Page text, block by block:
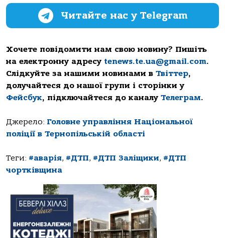
Читайте нас у Telegram
Хочете повідомити нам свою новину? Пишіть
на електронну адресу tenews.te.ua@gmail.com.
Слідкуйте за нашими новинами в Твіттер,
долучайтеся до нашої групи і сторінки у
Фейсбук, підключайтеся до каналу Телеграм.
Джерело: Головне управління Національної
поліції в Тернопільській області
Теги: #аварія, #ДТП, #ДТП Заліщики, #ДТП
чортківщина